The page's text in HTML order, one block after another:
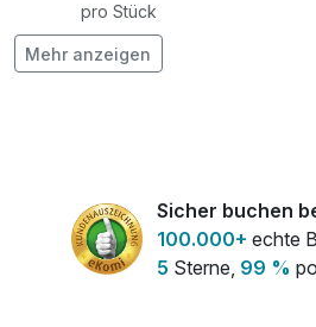
pro Stück
Mehr anzeigen
Sicher buchen
100.000+ echte
5 Sterne, 99 %